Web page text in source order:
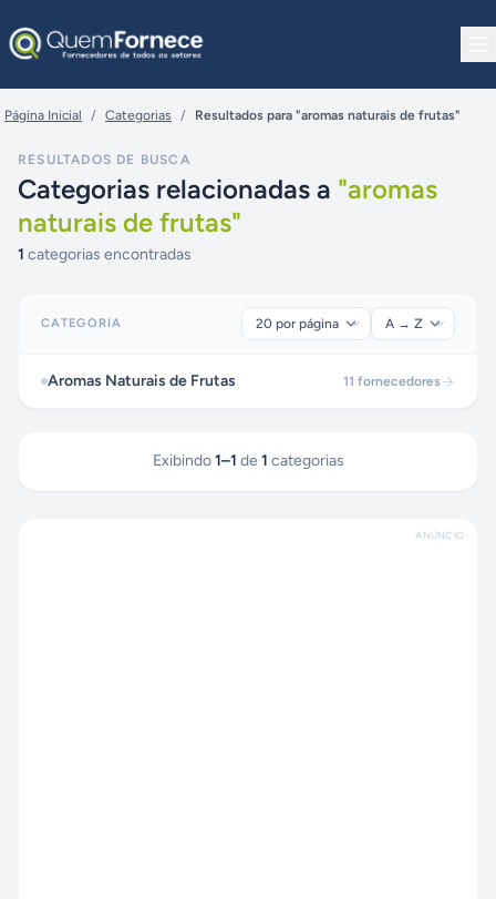
Página Inicial / Categorias / Resultados para "aromas naturais de frutas"
RESULTADOS DE BUSCA
Categorias relacionadas a "aromas
naturais de frutas"
1 categorias encontradas
CATEGORIA
Aromas Naturais de Frutas 11 fornecedores
Exibindo 1–1 de 1 categorias
ANÚNCIO